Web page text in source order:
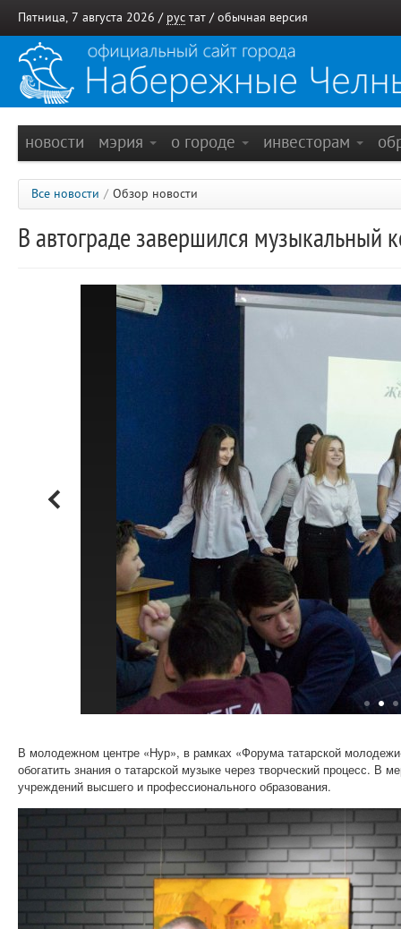
Пятница, 7 августа 2026 / рус тат / обычная версия
новости мэрия о городе инвесторам
Все новости / Обзор новости
В автограде завершился музыкальный
В молодежном центре «Нур», в рамках «Форума татарской
обогатить знания о татарской музыке через творческий процесс. В
учреждений высшего и профессионального образования.